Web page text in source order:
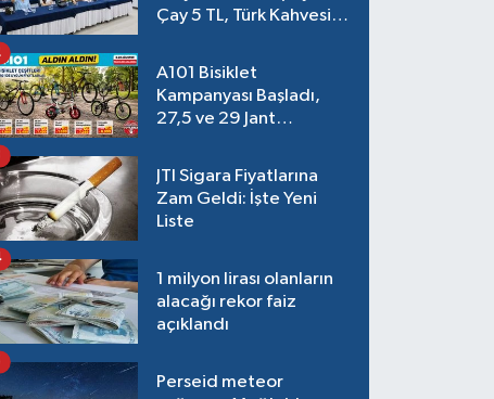
Çay 5 TL, Türk Kahvesi
A101 Bisiklet
Kampanyası Başladı,
27,5 ve 29 Jant
JTI Sigara Fiyatlarına
Zam Geldi: İşte Yeni
Liste
1 milyon lirası olanların
alacağı rekor faiz
açıklandı
Perseid meteor